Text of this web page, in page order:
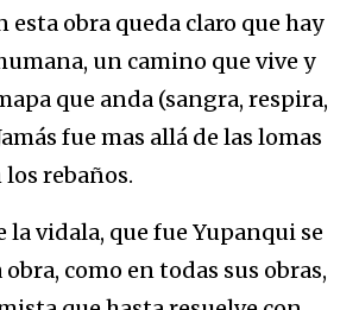
esta obra queda claro que hay
un camino que vive y
que anda (sangra, respira,
fue mas allá de las lomas
rebaños.
la vidala, que fue Yupanqui se
como en todas sus obras,